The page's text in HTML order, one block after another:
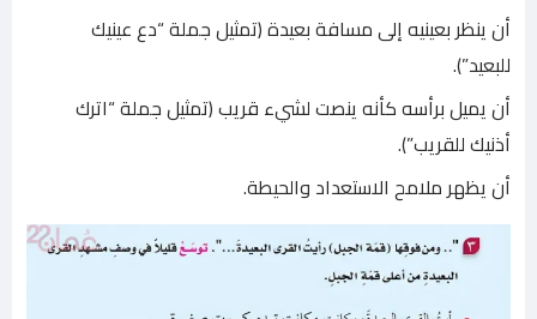
أن ينظر بعينيه إلى مسافة بعيدة (تمثيل جملة “دع عينيك
للبعيد”).
أن يميل برأسه كأنه ينصت لشيء قريب (تمثيل جملة “اترك
أذنيك للقريب”).
أن يظهر ملامح الاستعداد والحيطة.